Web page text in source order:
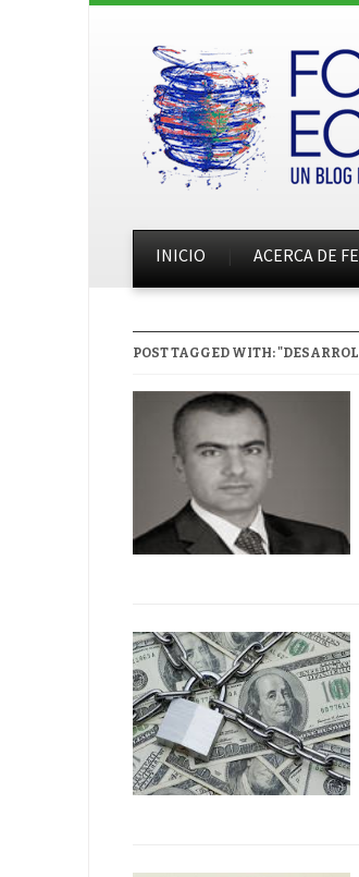
INICIO ACERCA DE FE
POST TAGGED WITH: